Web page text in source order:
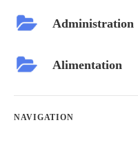
Administration
Alimentation
NAVIGATION